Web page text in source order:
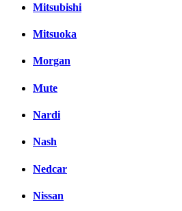
Mitsubishi
Mitsuoka
Morgan
Mute
Nardi
Nash
Nedcar
Nissan